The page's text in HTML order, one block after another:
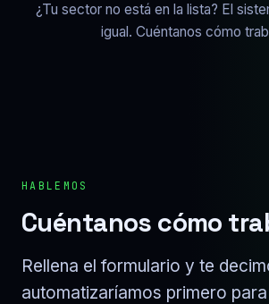
¿Tu sector no está en la lista? El
igual. Cuéntanos cómo
HABLEMOS
Cuéntanos cómo
Rellena el formulario y te
automatizaríamos primero